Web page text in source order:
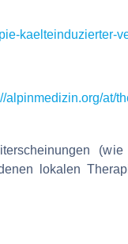
alpinmedizin.org/at/
lokalen